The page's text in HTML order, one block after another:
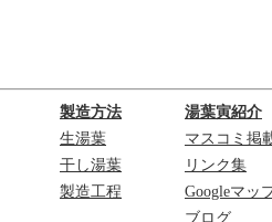
製造方法 湯葉寅紹介
生湯葉 マスコミ掲
干し湯葉 リンク集
製造工程 Googleマッ
ブログ